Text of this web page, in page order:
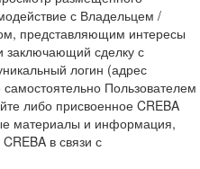
с Владельцем /
представляющим интересы
заключающий сделку с
логин (адрес
Пользователем
либо присвоенное CREBA
материалы и информация,
в связи с